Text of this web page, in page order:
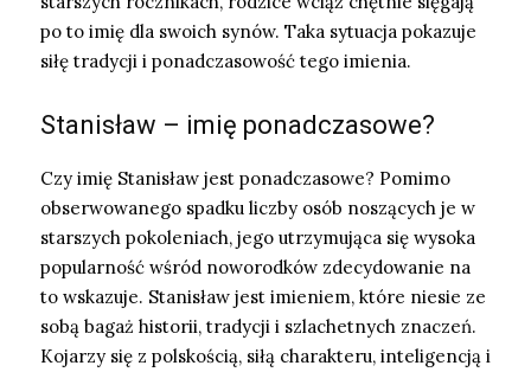
po to imię dla swoich synów. Taka sytuacja pokazuje
siłę tradycji i ponadczasowość tego imienia.
Stanisław – imię ponadczasowe?
Czy imię Stanisław jest ponadczasowe? Pomimo
obserwowanego spadku liczby osób noszących je w
starszych pokoleniach, jego utrzymująca się wysoka
popularność wśród noworodków zdecydowanie na
to wskazuje. Stanisław jest imieniem, które niesie ze
sobą bagaż historii, tradycji i szlachetnych znaczeń.
Kojarzy się z polskością, siłą charakteru, inteligencją i